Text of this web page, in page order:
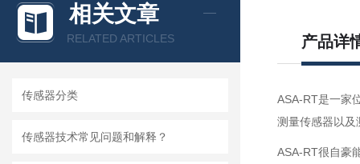
相关文章
RELATED ARTICLES
传感器分类
传感器技术常见问题和解释？
产品详
ASA-RT是一家
测量传感器以及
ASA-RT很自豪